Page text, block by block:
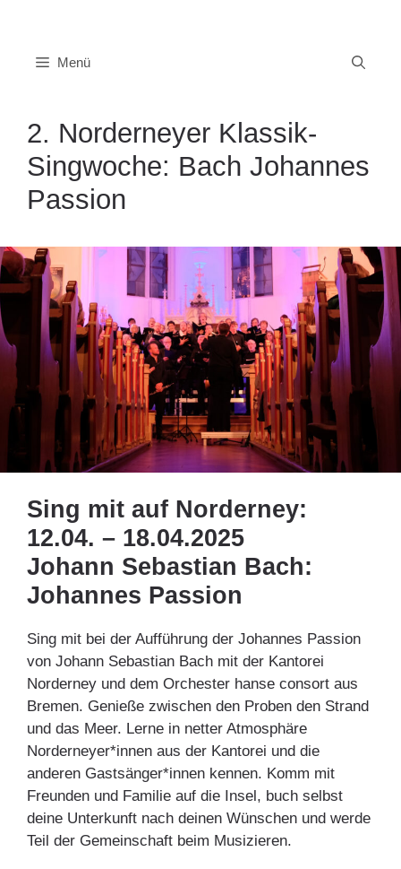
springen Menü
2. Norderneyer Klassik-
Singwoche: Bach Johannes
Passion
Sing mit auf Norderney:
12.04. – 18.04.2025
Johann Sebastian Bach:
Johannes Passion
Sing mit bei der Aufführung der Johannes Passion
von Johann Sebastian Bach mit der Kantorei
Norderney und dem Orchester hanse consort aus
Bremen. Genieße zwischen den Proben den Strand
und das Meer. Lerne in netter Atmosphäre
Norderneyer*innen aus der Kantorei und die
anderen Gastsänger*innen kennen. Komm mit
Freunden und Familie auf die Insel, buch selbst
deine Unterkunft nach deinen Wünschen und werde
Teil der Gemeinschaft beim Musizieren.